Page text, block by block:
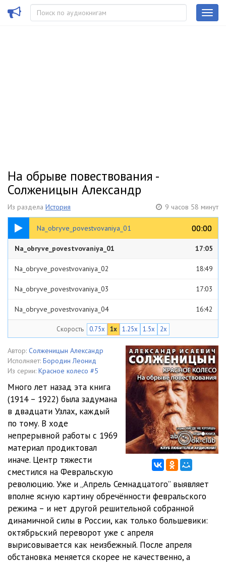
На обрыве повествования -
Солженицын Александр
Из раздела История 9 часов 58 минут
Na_obryve_povestvovaniya_01 00:00
00:00
17:05
Na_obryve_povestvovaniya_01 17:05
Na_obryve_povestvovaniya_02 18:49
Na_obryve_povestvovaniya_03 17:03
Na_obryve_povestvovaniya_04 16:42
Na_obryve_povestvovaniya_05
Na_obryve_povestvovaniya_06 18:14
Na_obryve_povestvovaniya_07 17:10
Na_obryve_povestvovaniya_08 16:46
Na_obryve_povestvovaniya_09
Na_obryve_povestvovaniya_10 17:25
Na_obryve_povestvovaniya_11 16:49
Na_obryve_povestvovaniya_12
Na_obryve_povestvovaniya_13
Na_obryve_povestvovaniya_14
Na_obryve_povestvovaniya_15
Na_obryve_povestvovaniya_16
Скорость 0.75x 1x 1.25x 1.5x 2x
Автор: Солженицын Александр
Исполняет: Бородин Леонид
Из серии: Красное колесо #5
Много лет назад эта книга
(1914 – 1922) была задумана
в двадцати Узлах, каждый
по тому. В ходе
непрерывной работы с 1969
материал продиктовал
иначе. Центр тяжести
сместился на Февральскую
революцию. Уже и „Апрель Семнадцатого” выявляет
вполне ясную картину обречённости февральского
режима – и нет другой решительной собранной
динамичной силы в России, как только большевики:
октябрьский переворот уже с апреля
вырисовывается как неизбежный. После апреля
обстановка меняется скорее не качественно, а